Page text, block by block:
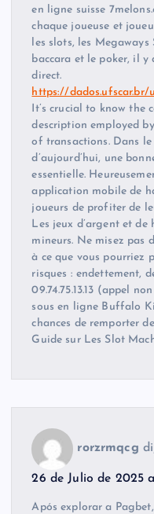
en ligne suisse
chaque joueuse et
les slots, les
baccara et le poker, il y
direct.
https://dados.ufscar.br/
It’s crucial to know
description employed
of transactions. Dans
d’aujourd’hui, une
essentielle.
application mobile de
joueurs de profiter de
Les jeux d’argent et
mineurs. Ne misez pas
à ce que vous pourriez
risques : endettement,
09.74.75.13.13 (appel
sous en ligne Buffalo
chances de remporter
Guide sur Les Slot
rorzrmqcg
26 de Julio de 2025
Após explorar a